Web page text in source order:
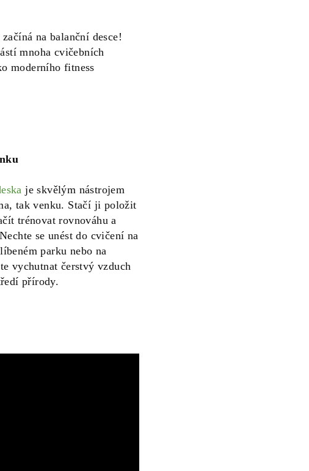
na balanční desce!
mnoha cvičebních
moderního fitness
je skvělým nástrojem
tak venku. Stačí ji položit
trénovat rovnováhu a
se unést do cvičení na
parku nebo na
vychutnat čerstvý vzduch
přírody.